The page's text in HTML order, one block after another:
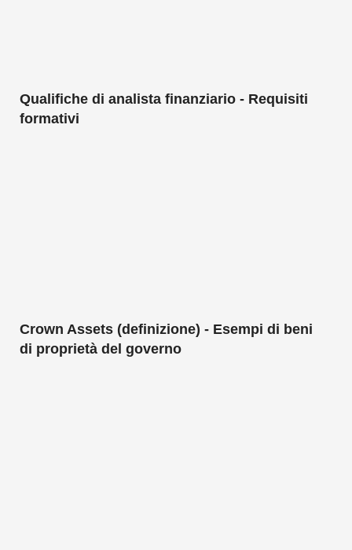
Qualifiche di analista finanziario - Requisiti
formativi
Crown Assets (definizione) - Esempi di beni
di proprietà del governo